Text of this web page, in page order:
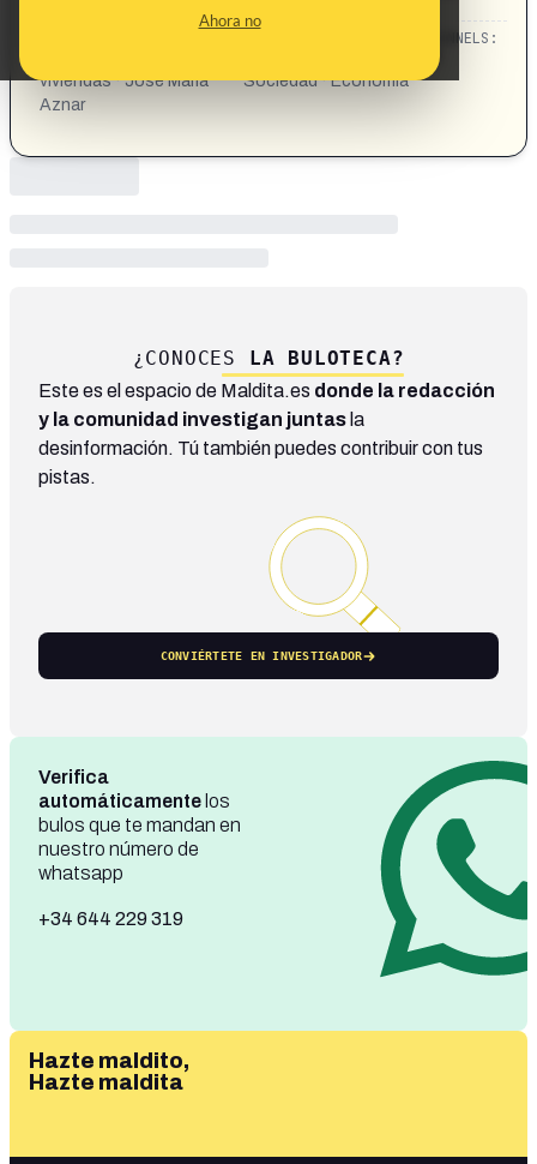
Ahora no
ciudad https://share.google/XS3fTZvcqnkhp3X4L
viviendas · José María
Aznar
Sociedad · Economía
CHANNELS:
¿CONOCES LA BULOTECA?
Este es el espacio de Maldita.es donde la redacción
y la comunidad investigan juntas la
desinformación. Tú también puedes contribuir con tus
pistas.
CONVIÉRTETE EN INVESTIGADOR
Verifica
automáticamente los
bulos que te mandan en
nuestro número de
whatsapp
+34 644 229 319
Hazte maldito,
Hazte maldita